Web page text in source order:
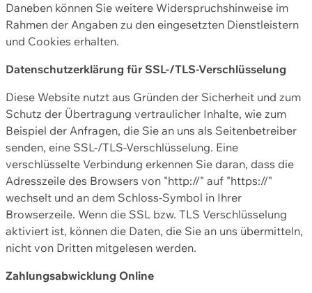
Daneben können Sie weitere Widerspruchshinweise im
Rahmen der Angaben zu den eingesetzten Dienstleistern
und Cookies erhalten.
Datenschutzerklärung für SSL-/TLS-Verschlüsselung
Diese Website nutzt aus Gründen der Sicherheit und zum
Schutz der Übertragung vertraulicher Inhalte, wie zum
Beispiel der Anfragen, die Sie an uns als Seitenbetreiber
senden, eine SSL-/TLS-Verschlüsselung. Eine
verschlüsselte Verbindung erkennen Sie daran, dass die
Adresszeile des Browsers von "http://" auf "https://"
wechselt und an dem Schloss-Symbol in Ihrer
Browserzeile. Wenn die SSL bzw. TLS Verschlüsselung
aktiviert ist, können die Daten, die Sie an uns übermitteln,
nicht von Dritten mitgelesen werden.
Zahlungsabwicklung Online